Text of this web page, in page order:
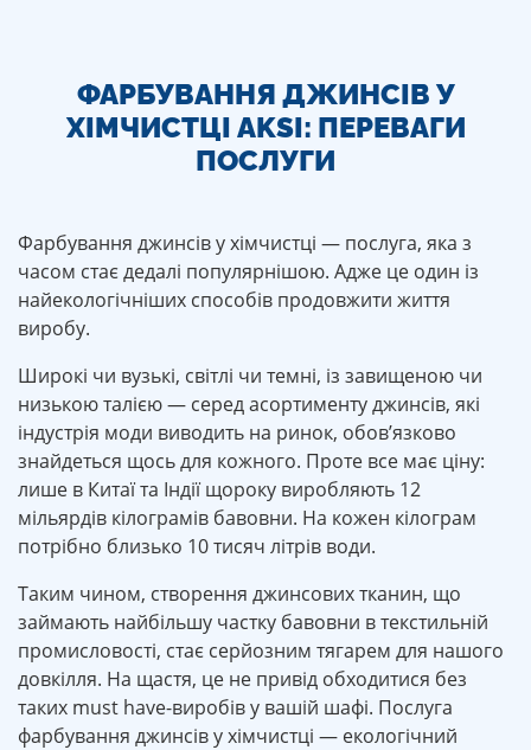
ФАРБУВАННЯ ДЖИНСІВ У
ХІМЧИСТЦІ AKSI: ПЕРЕВАГИ
ПОСЛУГИ
Фарбування джинсів у хімчистці — послуга, яка з
часом стає дедалі популярнішою. Адже це один із
найекологічніших способів продовжити життя
виробу.
Широкі чи вузькі, світлі чи темні, із завищеною чи
низькою талією — серед асортименту джинсів, які
індустрія моди виводить на ринок, обов’язково
знайдеться щось для кожного. Проте все має ціну:
лише в Китаї та Індії щороку виробляють 12
мільярдів кілограмів бавовни. На кожен кілограм
потрібно близько 10 тисяч літрів води.
Таким чином, створення джинсових тканин, що
займають найбільшу частку бавовни в текстильній
промисловості, стає серйозним тягарем для нашого
довкілля. На щастя, це не привід обходитися без
таких must have-виробів у вашій шафі. Послуга
фарбування джинсів у хімчистці — екологічний